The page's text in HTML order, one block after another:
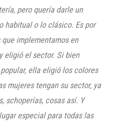
pero quería darle un
habitual o lo clásico. Es por
implementamos en
eligió el sector. Si bien
ella eligió los colores
mujeres tengan su sector, ya
schoperías, cosas así. Y
especial para todas las